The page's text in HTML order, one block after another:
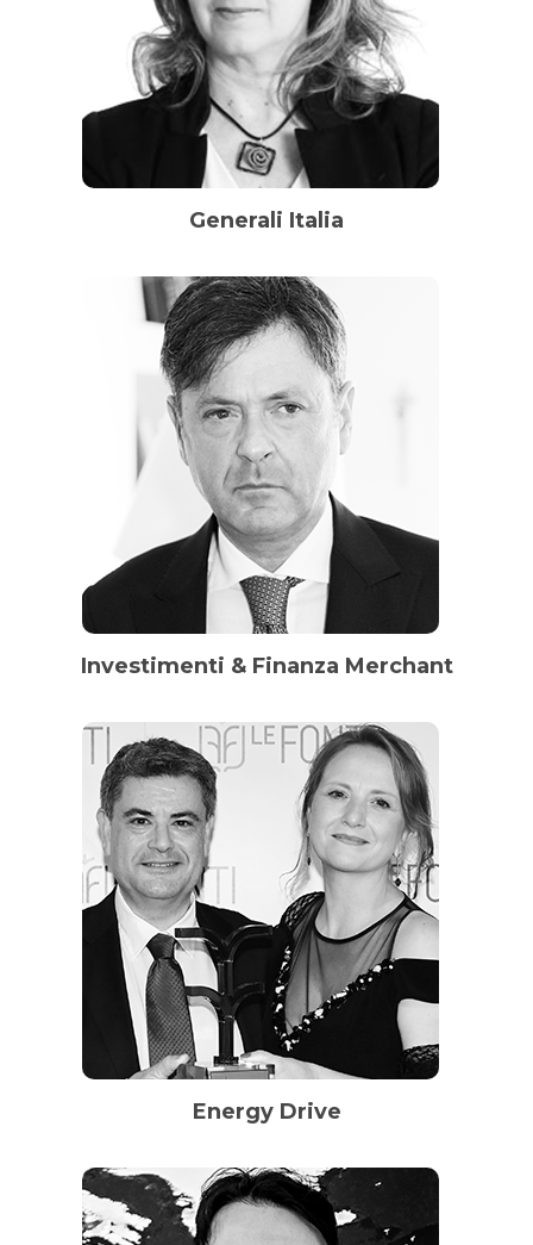
Generali Italia
Investimenti & Finanza Merchant
Energy Drive